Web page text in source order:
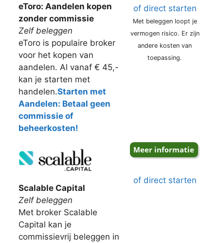
eToro: Aandelen kopen
zonder commissie
Zelf beleggen
eToro is populaire broker
voor het kopen van
aandelen. Al vanaf € 45,-
kan je starten met
handelen.Starten met
Aandelen: Betaal geen
commissie of
beheerkosten!
of direct starten
Met beleggen loopt je
vermogen risico. Er zijn
andere kosten van
toepassing.
Scalable Capital
Zelf beleggen
Met broker Scalable
Capital kan je
commissievrij beleggen in
of direct starten